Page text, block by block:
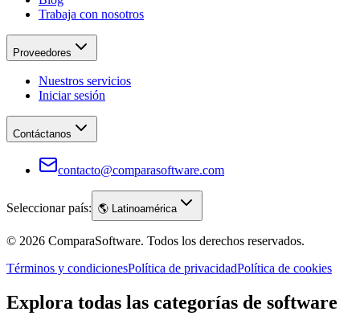
Trabaja con nosotros
Proveedores
Nuestros servicios
Iniciar sesión
Contáctanos
contacto@comparasoftware.com
Seleccionar país: 🌎 Latinoamérica
© 2026 ComparaSoftware. Todos los derechos reservados.
Términos y condicionesPolítica de privacidadPolítica de cookies
Explora todas las categorías de software